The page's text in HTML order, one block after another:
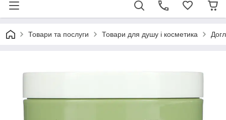
Товари та послуги Товари для душу і косметика